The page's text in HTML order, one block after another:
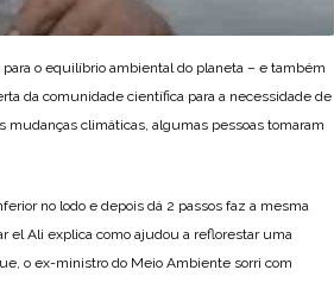
o equilíbrio ambiental do planeta – e também
da comunidade científica para a necessidade de
mudanças climáticas, algumas pessoas tomaram
no lodo e depois dá 2 passos faz a mesma
el Ali explica como ajudou a reflorestar uma
o ex-ministro do Meio Ambiente sorri com